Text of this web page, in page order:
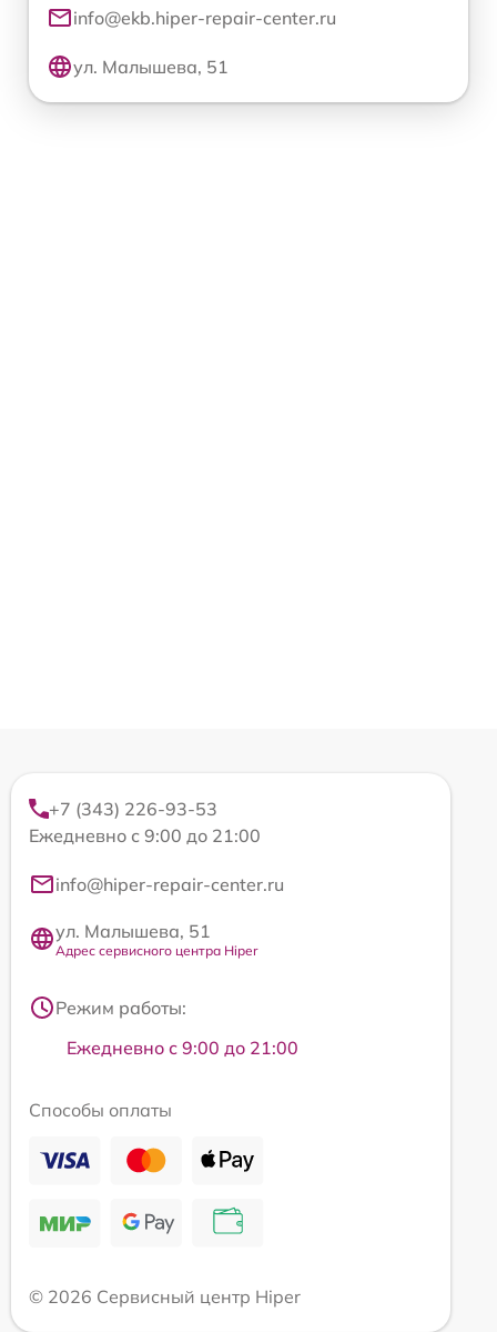
info@ekb.hiper-repair-center.ru
ул. Малышева, 51
+7 (343) 226-93-53
Ежедневно с 9:00 до 21:00
info@hiper-repair-center.ru
ул. Малышева, 51
Адрес сервисного центра Hiper
Режим работы:
Ежедневно с 9:00 до 21:00
Способы оплаты
© 2026 Сервисный центр Hiper